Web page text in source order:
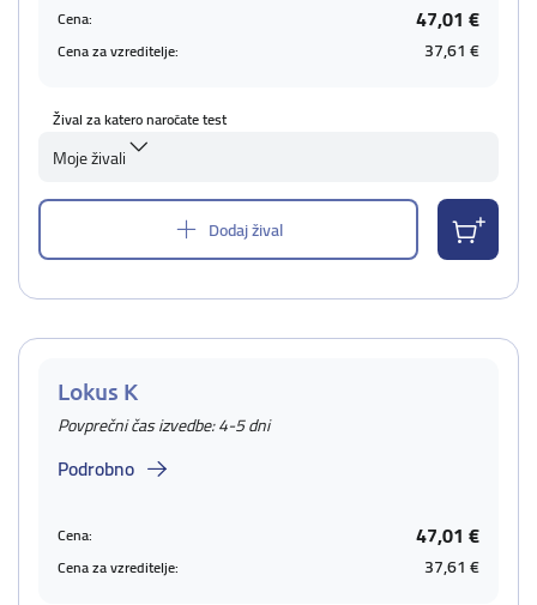
Cena: 47,01 €
Cena za vzreditelje: 37,61 €
Žival za katero naročate test
Moje živali
Dodaj žival
Lokus K
Povprečni čas izvedbe: 4-5 dni
Podrobno
Cena: 47,01 €
Cena za vzreditelje: 37,61 €